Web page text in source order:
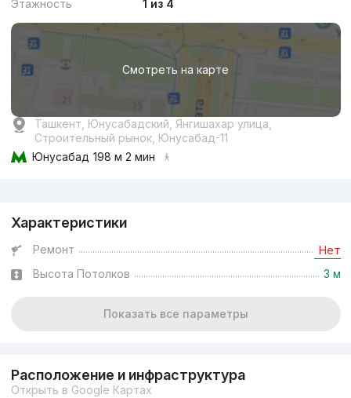
Этажность
1 из 4
Смотреть на карте
Ташкент, Юнусабадский, Янгишахар улица,
Строительный рынок, Юнусабад-11
Юнусабад 198 м 2 мин
Характеристики
Ремонт Нет
Высота Потолков 3 м
Показать все параметры
Расположение и инфраструктура
Открыть в Google Картах